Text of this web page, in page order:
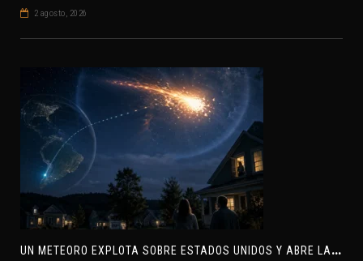
2 agosto, 2026
U
N METEORO EXPLOTA SOBRE ESTADOS UNIDOS Y ABRE LA PISTA DE POLAR-IM, UN POSIBLE VISITANTE INTERESTELAR